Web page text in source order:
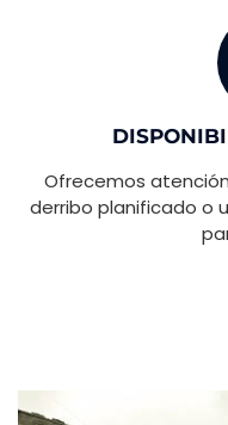
Ofrecemos
derribo planificado o